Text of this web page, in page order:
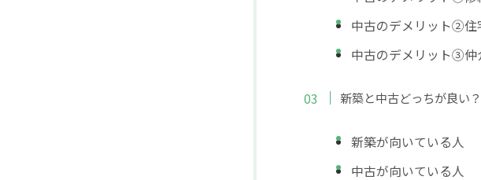
中古のデメリット②住
中古のデメリット③仲
新築と中古どっちが良い？
新築が向いている人
中古が向いている人